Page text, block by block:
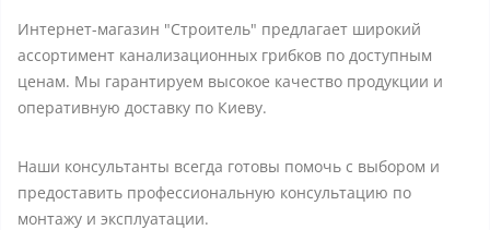
Интернет-магазин "Строитель" предлагает широкий
ассортимент канализационных грибков по доступным
ценам. Мы гарантируем высокое качество продукции и
оперативную доставку по Киеву.
Наши консультанты всегда готовы помочь с выбором и
предоставить профессиональную консультацию по
монтажу и эксплуатации.